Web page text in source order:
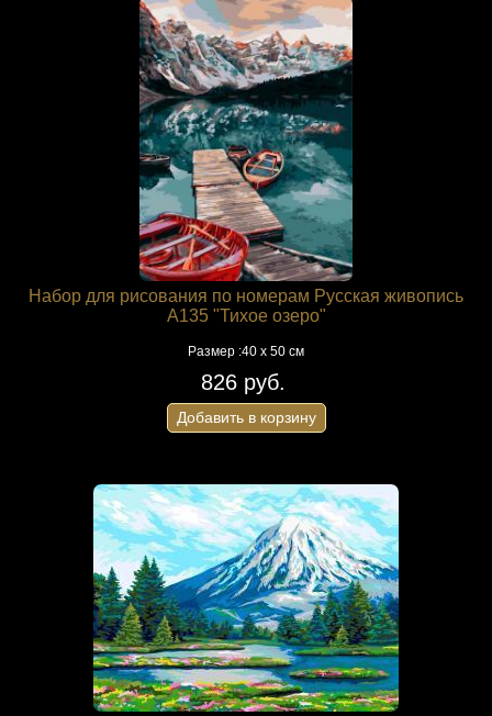
Набор для рисования по номерам Русская живопись
A135 "Тихое озеро"
Размер :40 х 50 см
826 руб.
Добавить в корзину